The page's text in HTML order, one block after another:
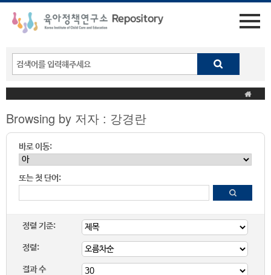
Browsing by 저자 : 강경란
바로 이동:
또는 첫 단어:
정렬 기준:
정렬:
결과 수